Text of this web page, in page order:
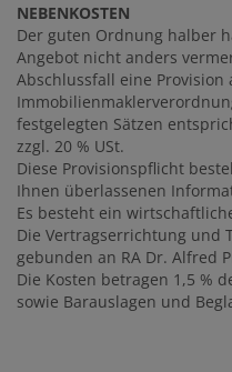
NEBENKOSTEN
Der guten Ordnung halber
Angebot nicht anders
Abschlussfall eine
festgelegten Sätzen
zzgl. 20 % USt.
Diese Provisionspflicht
Ihnen überlassenen
Es besteht ein
Die Vertragserrichtung und
gebunden an RA Dr. Alfred
Die Kosten betragen 1,5 %
sowie Barauslagen und